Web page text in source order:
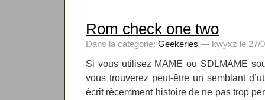
Rom check one two
Dans la catégorie: Geekeries — kwyxz le 27/
Si vous utilisez MAME ou SDLMAME
vous trouverez peut-être un semblant
écrit récemment histoire de ne pas trop